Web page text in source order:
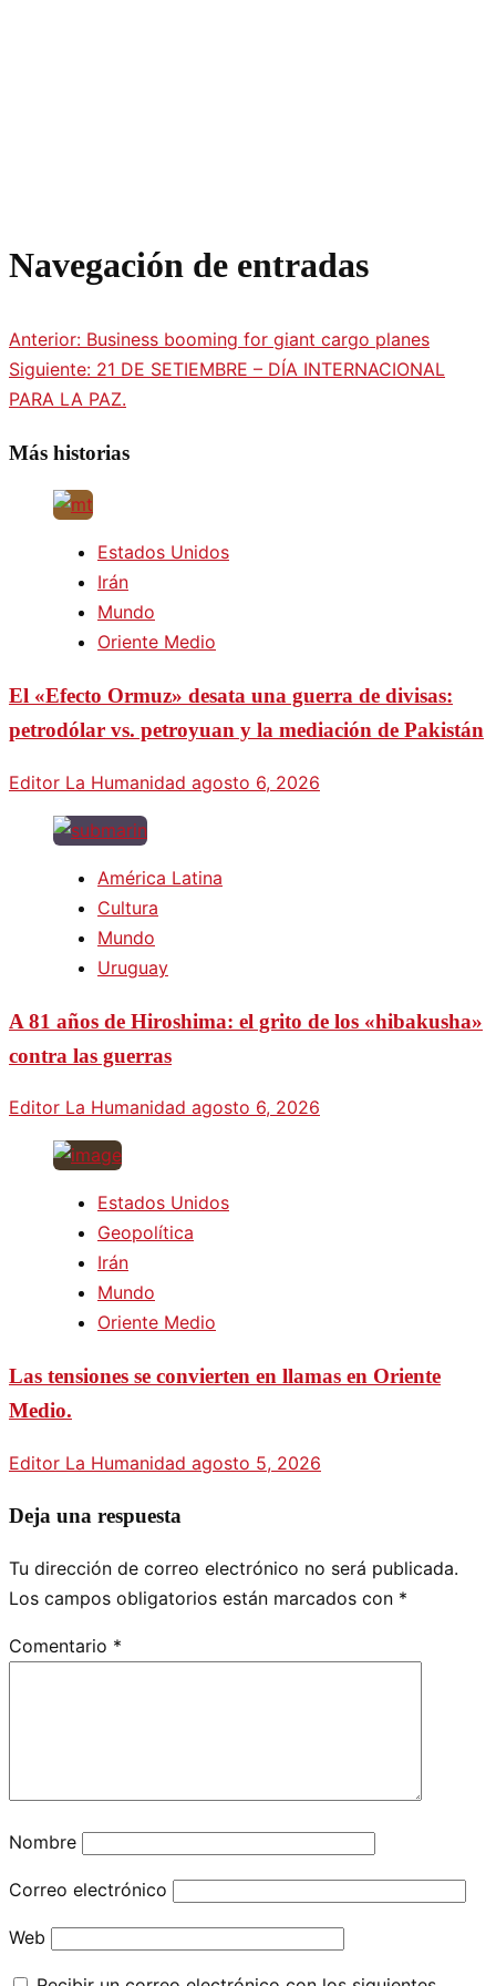
Navegación de entradas
Anterior: Business booming for giant cargo planes
Siguiente: 21 DE SETIEMBRE – DÍA INTERNACIONAL
PARA LA PAZ.
Más historias
Estados Unidos
Irán
Mundo
Oriente Medio
El «Efecto Ormuz» desata una guerra de divisas:
petrodólar vs. petroyuan y la mediación de Pakistán
Editor La Humanidad agosto 6, 2026
América Latina
Cultura
Mundo
Uruguay
A 81 años de Hiroshima: el grito de los «hibakusha»
contra las guerras
Editor La Humanidad agosto 6, 2026
Estados Unidos
Geopolítica
Irán
Mundo
Oriente Medio
Las tensiones se convierten en llamas en Oriente
Medio.
Editor La Humanidad agosto 5, 2026
Deja una respuesta
Tu dirección de correo electrónico no será publicada.
Los campos obligatorios están marcados con *
Comentario *
Nombre
Correo electrónico
Web